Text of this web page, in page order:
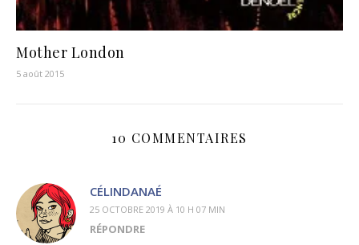
Mother London
5 août 2015
10 COMMENTAIRES
CÉLINDANAÉ
25 OCTOBRE 2019 À 10 H 07 MIN
RÉPONDRE